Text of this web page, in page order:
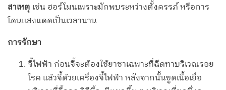
สาเหตุ เช่น ฮอร์โมนเพราะมักพบระหว่างตั้งครรภ์ หรือการ
โดนแสงแดดเป็นเวลานาน
การรักษา
จี้ไฟฟ้า ก่อนจี้จะต้องใช้ยาชาเฉพาะที่ฉีดทาบริเวณรอย
โรค แล้วจี้ด้วยเครื่องจี้ไฟฟ้า หลังจากนั้นขูดเนื้อเยื่อ